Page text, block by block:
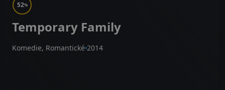
52%
Temporary Family
Komedie, Romantické 2014